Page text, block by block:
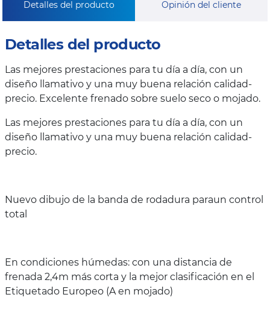
Detalles del producto Opinión del cliente
Detalles del producto
Las mejores prestaciones para tu día a día, con un
diseño llamativo y una muy buena relación calidad-
precio. Excelente frenado sobre suelo seco o mojado.
Las mejores prestaciones para tu día a día, con un
diseño llamativo y una muy buena relación calidad-
precio.
Nuevo dibujo de la banda de rodadura paraun control
total
En condiciones húmedas: con una distancia de
frenada 2,4m más corta y la mejor clasificación en el
Etiquetado Europeo (A en mojado)